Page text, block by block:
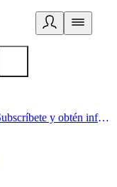
Acá comienza un estilo de vida saludable. Subscríbete y obtén información de primera mano